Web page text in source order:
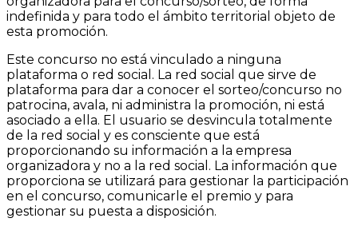
indefinida y para todo el ámbito territorial objeto de
esta promoción.
Este concurso no está vinculado a ninguna
plataforma o red social. La red social que sirve de
plataforma para dar a conocer el sorteo/concurso no
patrocina, avala, ni administra la promoción, ni está
asociado a ella. El usuario se desvincula totalmente
de la red social y es consciente que está
proporcionando su información a la empresa
organizadora y no a la red social. La información que
proporciona se utilizará para gestionar la participación
en el concurso, comunicarle el premio y para
gestionar su puesta a disposición.